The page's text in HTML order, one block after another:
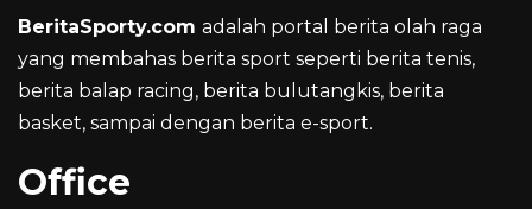
BeritaSporty.com adalah portal berita olah raga
yang membahas berita sport seperti berita tenis,
berita balap racing, berita bulutangkis, berita
basket, sampai dengan berita e-sport.
Office